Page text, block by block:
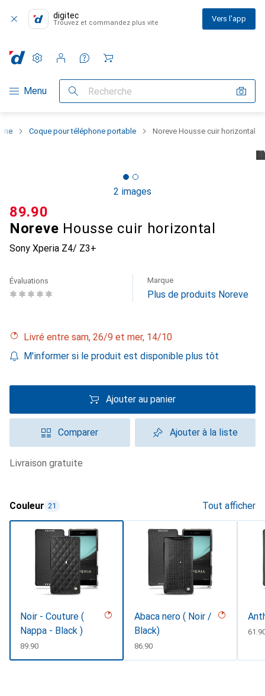
digitec
Trouvez et commandez plus vite Vers l'app
Navigation par catégorie
Menu Recherche
Paramètres
Compte client
Listes de comparaison
Listes d'envies
Panier
Coque pour téléphone portable Noreve Housse cuir horizontal
2 images
Noreve Housse cuir horizontal
Sony Xperia Z4/ Z3+
CHF
89.90
Évaluations Marque
Plus de produits Noreve
Livré entre sam, 26/9 et mer, 14/10
M'informer si le produit est disponible plus tôt
Ajouter au panier
Comparer Ajouter à la liste
livraison gratuite
Couleur 21 Tout afficher
Noir - Couture (
Nappa - Black )
CHF
89.90
Abaca nero ( Noir /
Black)
CHF
86.90
CHF